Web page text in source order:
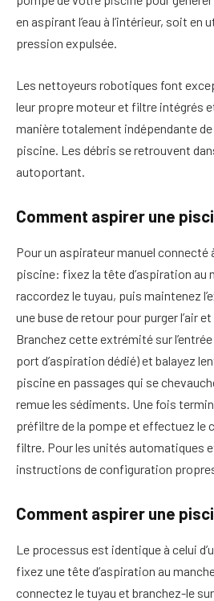
en aspirant l’eau à l’intérieur, soit en
pression expulsée.
Les nettoyeurs robotiques font
leur propre moteur et filtre intégrés
manière totalement indépendante
piscine. Les débris se retrouvent
autoportant.
Comment aspirer une
Pour un aspirateur manuel connecté
piscine: fixez la tête d’aspiration au
raccordez le tuyau, puis maintenez
une buse de retour pour purger l’air et
Branchez cette extrémité sur
port d’aspiration dédié) et balayez
piscine en passages qui se
remue les sédiments. Une fois
préfiltre de la pompe et effectuez le
filtre. Pour les unités automatiques
instructions de configuration
Comment aspirer une
Le processus est identique à celui
fixez une tête d’aspiration au
connectez le tuyau et branchez-le